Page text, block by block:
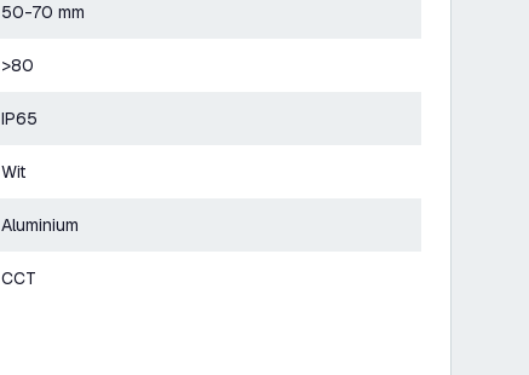
50-70 mm
>80
IP65
Wit
Aluminium
CCT